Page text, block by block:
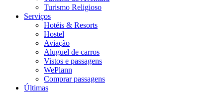
Turismo Religioso
Serviços
Hotéis & Resorts
Hostel
Aviação
Aluguel de carros
Vistos e passagens
WePlann
Comprar passagens
Últimas